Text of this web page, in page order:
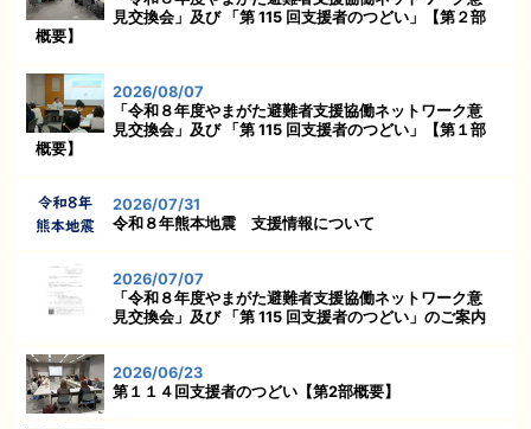
見交換会」及び 「第 115 回支援者のつどい」【第２部
概要】
2026/08/07
「令和８年度やまがた避難者支援協働ネットワーク意
見交換会」及び 「第 115 回支援者のつどい」【第１部
概要】
2026/07/31
令和８年熊本地震 支援情報について
2026/07/07
「令和８年度やまがた避難者支援協働ネットワーク意
見交換会」及び 「第 115 回支援者のつどい」のご案内
2026/06/23
第１１４回支援者のつどい【第2部概要】